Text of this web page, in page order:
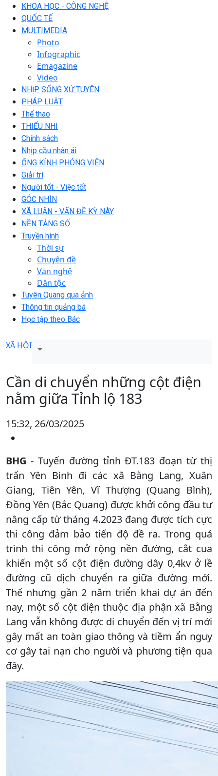
KHOA HỌC - CÔNG NGHỆ
QUỐC TẾ
MULTIMEDIA
Photo
Infographic
Emagazine
Video
NHỊP SỐNG XỨ TUYÊN
PHÁP LUẬT
Thể thao
THIẾU NHI
Chính sách
Nhịp cầu nhân ái
ỐNG KÍNH PHÓNG VIÊN
Giải trí
Người tốt - Việc tốt
GÓC NHÌN
XÃ LUẬN - VẤN ĐỀ KỲ NÀY
NỀN TẢNG SỐ
Truyền hình
Thời sự
Chuyên đề
Văn nghệ
Dân tộc
Tuyên Quang qua ảnh
Thông tin quảng bá
Học tập theo Bác
XÃ HỘI
Cần di chuyển những cột điện
nằm giữa Tỉnh lộ 183
15:32, 26/03/2025
BHG - Tuyến đường tỉnh ĐT.183 đoạn từ thị
trấn Yên Bình đi các xã Bằng Lang, Xuân
Giang, Tiên Yên, Vĩ Thượng (Quang Bình),
Đồng Yên (Bắc Quang) được khởi công đầu tư
nâng cấp từ tháng 4.2023 đang được tích cực
thi công đảm bảo tiến độ đề ra. Trong quá
trình thi công mở rộng nền đường, cắt cua
khiến một số cột điện đường dây 0,4kv ở lề
đường cũ dịch chuyển ra giữa đường mới.
Thế nhưng gần 2 năm triển khai dự án đến
nay, một số cột điện thuộc địa phận xã Bằng
Lang vẫn không được di chuyển đến vị trí mới
gây mất an toàn giao thông và tiềm ẩn nguy
cơ gây tai nạn cho người và phương tiện qua
đây.